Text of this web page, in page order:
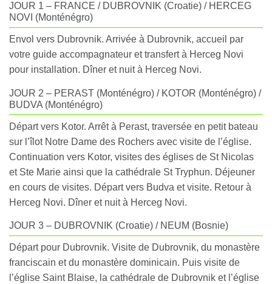
JOUR 1 – FRANCE / DUBROVNIK (Croatie) / HERCEG
NOVI (Monténégro)
Envol vers Dubrovnik. Arrivée à Dubrovnik, accueil par
votre guide accompagnateur et transfert à Herceg Novi
pour installation. Dîner et nuit à Herceg Novi.
JOUR 2 – PERAST (Monténégro) / KOTOR (Monténégro) /
BUDVA (Monténégro)
Départ vers Kotor. Arrêt à Perast, traversée en petit bateau
sur l’îlot Notre Dame des Rochers avec visite de l’église.
Continuation vers Kotor, visites des églises de St Nicolas
et Ste Marie ainsi que la cathédrale St Tryphun. Déjeuner
en cours de visites. Départ vers Budva et visite. Retour à
Herceg Novi. Dîner et nuit à Herceg Novi.
JOUR 3 – DUBROVNIK (Croatie) / NEUM (Bosnie)
Départ pour Dubrovnik. Visite de Dubrovnik, du monastère
franciscain et du monastère dominicain. Puis visite de
l’église Saint Blaise, la cathédrale de Dubrovnik et l’église